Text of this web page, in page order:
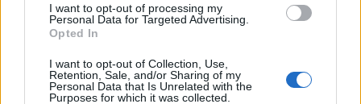
I want to opt-out of processing my
Personal Data for Targeted Advertising.
Opted In
I want to opt-out of Collection, Use,
Retention, Sale, and/or Sharing of my
Personal Data that Is Unrelated with the
Purposes for which it was collected.
chocolat (quoique… on continue d’adorer ça !), mais
gourmand biscuit recouvert d’une couche de chocolat.
Nos préférés c’est ceux au chocolat noir… et les vôtres ?
Voir la recette
Image suivante